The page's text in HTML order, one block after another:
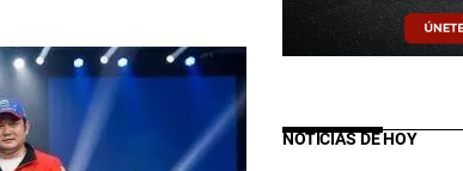
NOTICIAS DE HOY